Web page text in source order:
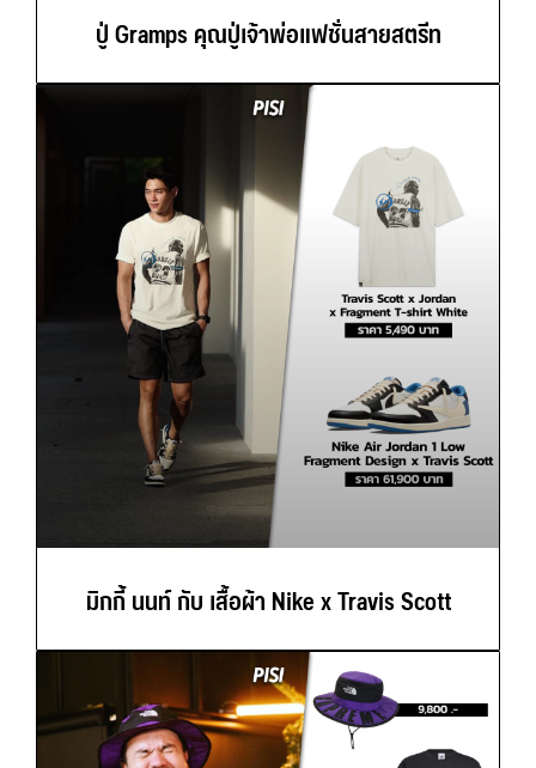
ปู่ Gramps คุณปู่เจ้าพ่อแฟชั่นสายสตรีท
มิกกี้ นนท์ กับ เสื้อผ้า Nike x Travis Scott